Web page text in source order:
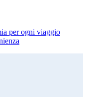
per ogni viaggio